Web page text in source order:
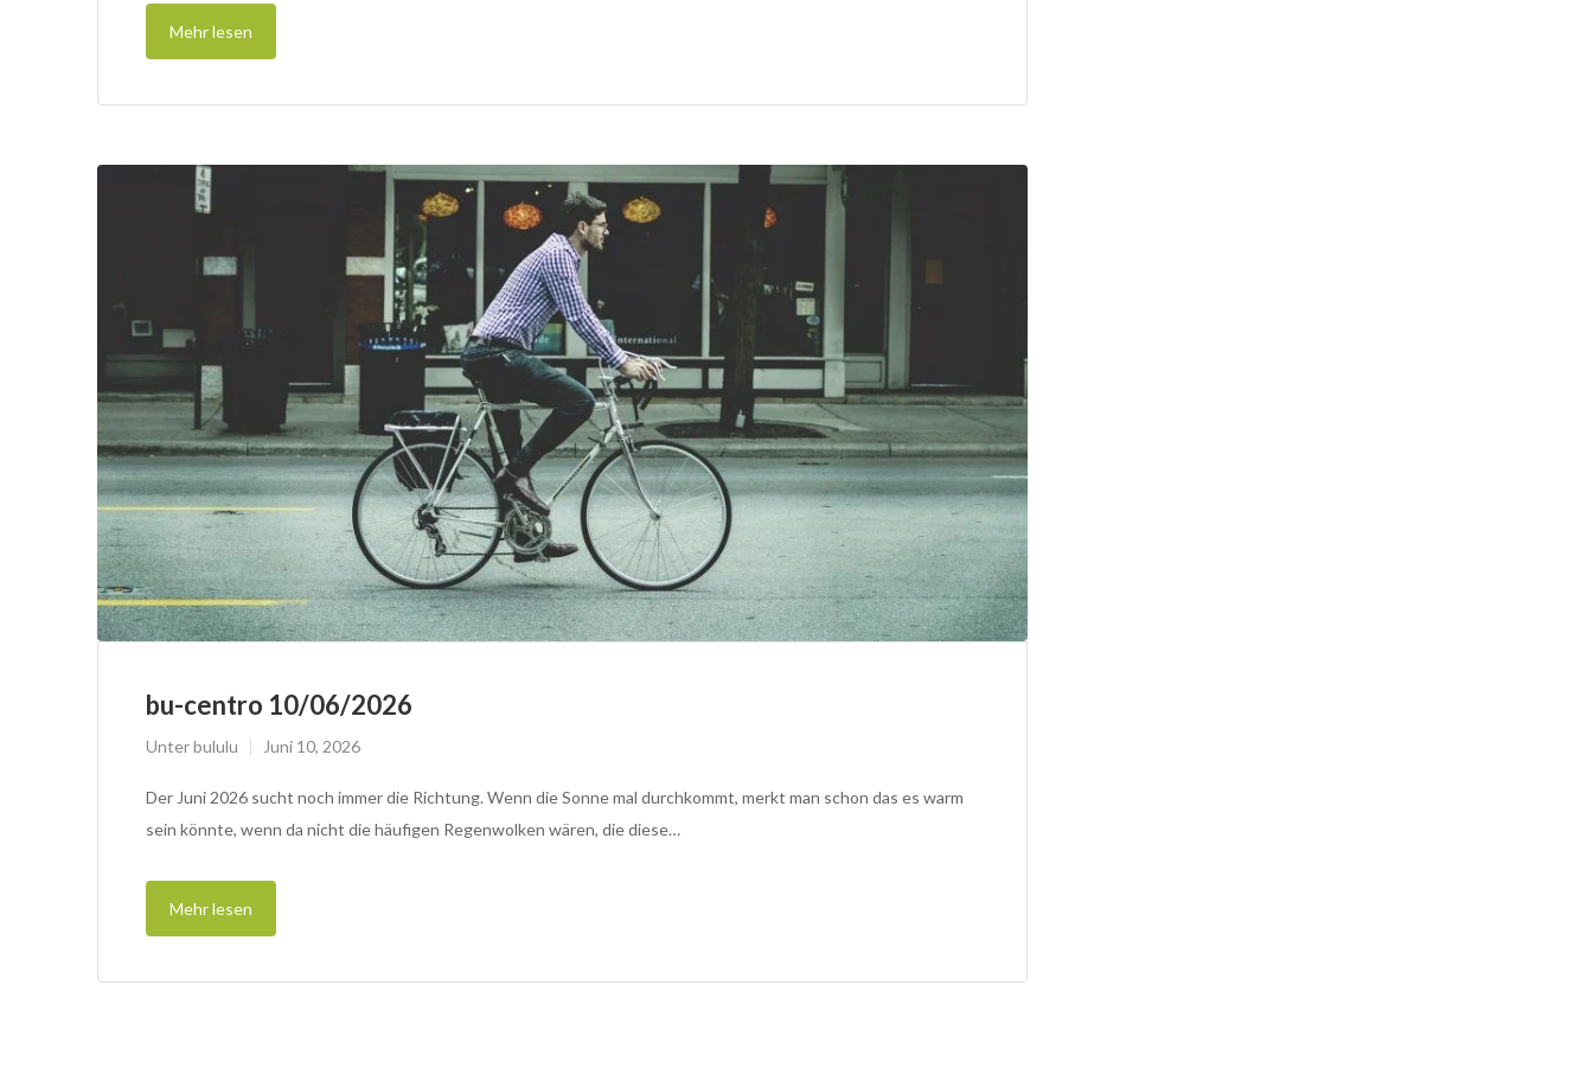
Mehr lesen
bu-centro 10/06/2026
Unterbululu Juni 10, 2026
Der Juni 2026 sucht noch immer die Richtung. Wenn die Sonne mal durchkommt, merkt man schon das es warm
sein könnte, wenn da nicht die häufigen Regenwolken wären, die diese…
Mehr lesen